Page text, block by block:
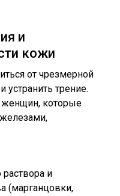
и
кожи
от чрезмерной
трение.
женщин, которые
и
(марганцовки,